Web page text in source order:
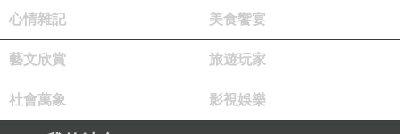
心情雜記 美食饗宴
藝文欣賞 旅遊玩家
社會萬象 影視娛樂